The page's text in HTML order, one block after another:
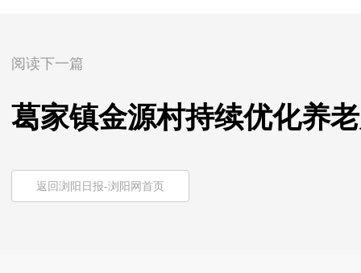
阅读下一篇
葛家镇金源村持续优化养
返回浏阳日报-浏阳网首页